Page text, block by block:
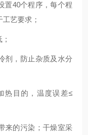
置40个程序，每个程
艺要求；
剂，防止杂质及水分
热目的，温度误差≤
来的污染；干燥室采